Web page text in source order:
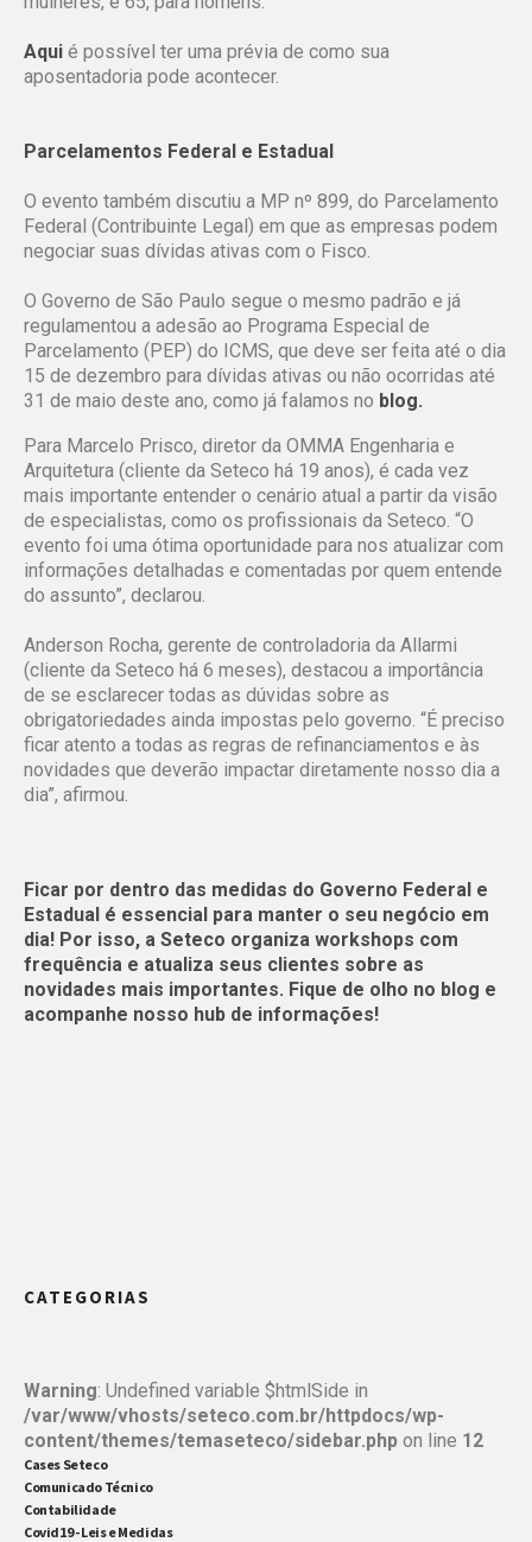
Aqui é possível ter uma prévia de como sua
aposentadoria pode acontecer.
Parcelamentos Federal e Estadual
O evento também discutiu a MP nº 899, do Parcelamento
Federal (Contribuinte Legal) em que as empresas podem
negociar suas dívidas ativas com o Fisco.
O Governo de São Paulo segue o mesmo padrão e já
regulamentou a adesão ao Programa Especial de
Parcelamento (PEP) do ICMS, que deve ser feita até o dia
15 de dezembro para dívidas ativas ou não ocorridas até
31 de maio deste ano, como já falamos no blog.
Para Marcelo Prisco, diretor da OMMA Engenharia e
Arquitetura (cliente da Seteco há 19 anos), é cada vez
mais importante entender o cenário atual a partir da visão
de especialistas, como os profissionais da Seteco. “O
evento foi uma ótima oportunidade para nos atualizar com
informações detalhadas e comentadas por quem entende
do assunto”, declarou.
Anderson Rocha, gerente de controladoria da Allarmi
(cliente da Seteco há 6 meses), destacou a importância
de se esclarecer todas as dúvidas sobre as
obrigatoriedades ainda impostas pelo governo. “É preciso
ficar atento a todas as regras de refinanciamentos e às
novidades que deverão impactar diretamente nosso dia a
dia”, afirmou.
Ficar por dentro das medidas do Governo Federal e
Estadual é essencial para manter o seu negócio em
dia! Por isso, a Seteco organiza workshops com
frequência e atualiza seus clientes sobre as
novidades mais importantes. Fique de olho no blog e
acompanhe nosso hub de informações!
CATEGORIAS
Warning: Undefined variable $htmlSide in
/var/www/vhosts/seteco.com.br/httpdocs/wp-
content/themes/temaseteco/sidebar.php on line 12
Cases Seteco
Comunicado Técnico
Contabilidade
Covid19 - Leis e Medidas